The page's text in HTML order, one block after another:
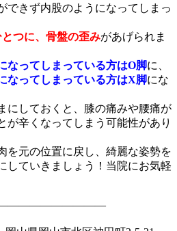
できず内股のようになってしまっ
つに、骨盤の歪みがあげられま
なってしまっている方はO脚に、
なってしまっている方はX脚にな
にしておくと、膝の痛みや腰痛が
が辛くなってしまう可能性があり
を元の位置に戻し、綺麗な姿勢を
していきましょう！当院にお気軽